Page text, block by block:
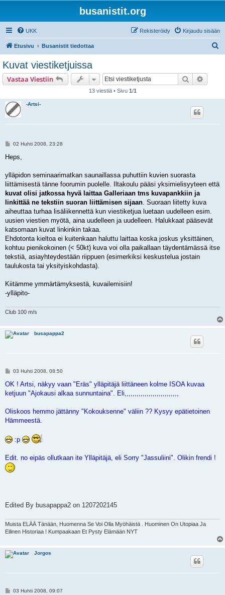
busanistit.org
UKK Kirjaudu sisään
Rekisteröidy
Etusivu Busanistit tiedottaa
Kuvat viestiketjuissa
Vastaa Viestiin Etsi
13 viestiä • Sivu 1/1
-Artsi-
V
e
s
i
02 Huhti 2008, 23:28
Heps,
ylläpidon seminaarimatkan saunaillassa puhuttiin kuvien suorasta
liittämisestä tänne foorumin puolelle. Iltakoulu pääsi yksimielisyyteen että
kuvat olisi jatkossa hyvä laittaa Galleriaan tms kuvapankkiin ja
linkittää ne tekstiin suoran liittämisen sijaan. Suoraan liitetty kuva
aiheuttaa turhaa lisäliikennettä kun viestiketjua luetaan uudelleen esim.
uusien viestien myötä, aina uudelleen ja uudelleen. Halukkaat pääsevät
katsomaan kuvat linkinkin takaa.
Ehdotonta kieltoa ei kuitenkaan haluttu laittaa koska joskus yksittäinen,
kohtuu pienikokoinen (< 50kt) kuva voi olla paikallaan täydentämässä itse
tekstiä, asiayhteydestään riippuen (esimerkiksi keskustelua jostain
taulukosta tai yksityiskohdasta).
Kiitämme ymmärtämyksestä, kuvailemisiin!
-ylläpito-
Club 100 m/s
busapappa2
V
e
t
03 Huhti 2008, 08:50
OK ! Artsi, näkyy vaan "Eräs" ylläpitäjä liittäneen kolme ISOA kuvaa
ketjuun "Ajokausi alkaa sunnuntaina". Eli,,,,,,,,,,,,,,,,,,,,,,,,,,,
Oliskoos hemmo jättänny "Kokouksenne" väliin ?? Kysyy epätietoinen
Hämmeestä.
:p
Edit. no eipäs ollutkaan ite Ylläpitäjä, eli Sorry "Jassuliini". Olikin frendi !
Edited By busapappa2 on 1207202145
Muista ELÄÄ Tänään, Huomenna Se Voi Olla Myöhäistä . Huominen On Utopiaa Ja
Eilinen Historiaa ! Kumpaakaan Et Pysty Elämään NYT
Jorgos
V03 Huhti 2008, 09:07